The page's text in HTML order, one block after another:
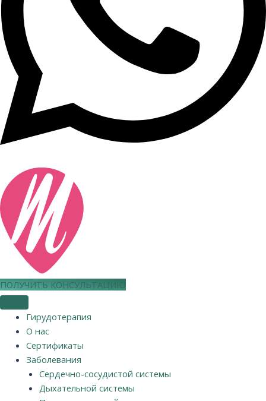
ПОЛУЧИТЬ КОНСУЛЬТАЦИЮ
Гирудотерапия
О нас
Сертификаты
Заболевания
Сердечно-сосудистой системы
Дыхательной системы